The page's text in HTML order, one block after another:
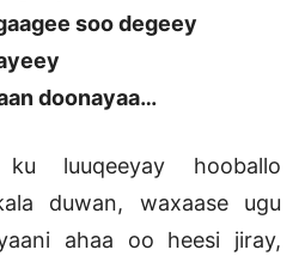
soo degeey
doonayaa…
luuqeeyay hooballo
duwan, waxaase ugu
ahaa oo heesi jiray,